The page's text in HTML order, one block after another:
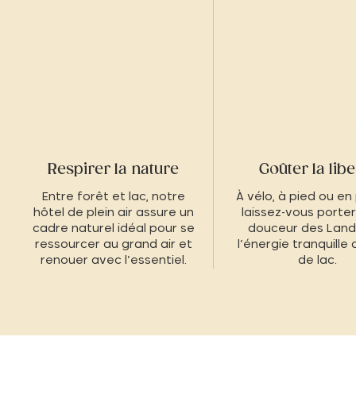
Respirer la nature
Entre forêt et lac, notre
hôtel de plein air assure un
cadre naturel idéal pour se
ressourcer au grand air et
renouer avec l’essentiel.
Goûter la
À vélo, à pied ou en
laissez-vous
douceur des
l’énergie tranquille
de lac.